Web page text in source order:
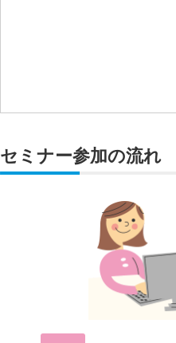
セミナー参加の流れ